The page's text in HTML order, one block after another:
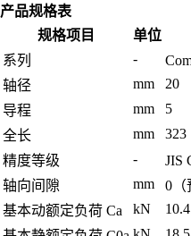
产品规格表
规格项目
单位
系列
-
轴径
mm
20
导程
mm
5
全长
mm
323
精度等级
-
JIS
轴向间隙
mm
0（
基本动额定负荷 Ca
kN
10.4